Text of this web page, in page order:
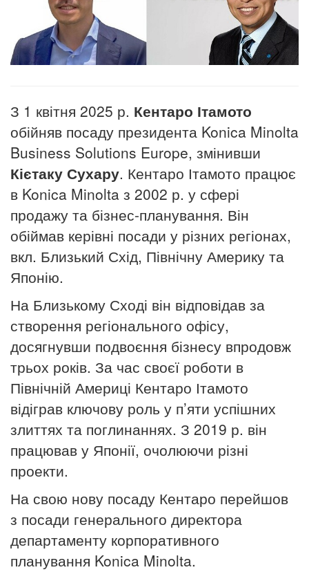
З 1 квітня 2025 р. Кентаро Ітамото
обійняв посаду президента Konica Minolta
Business Solutions Europe, змінивши
Кієтаку Сухару. Кентаро Ітамото працює
в Konica Minolta з 2002 р. у сфері
продажу та бізнес-планування. Він
обіймав керівні посади у різних регіонах,
вкл. Близький Схід, Північну Америку та
Японію.
На Близькому Сході він відповідав за
створення регіонального офісу,
досягнувши подвоєння бізнесу впродовж
трьох років. За час своєї роботи в
Північній Америці Кентаро Ітамото
відіграв ключову роль у п’яти успішних
злиттях та поглинаннях. З 2019 р. він
працював у Японії, очолюючи різні
проекти.
На свою нову посаду Кентаро перейшов
з посади генерального директора
департаменту корпоративного
планування Konica Minolta.